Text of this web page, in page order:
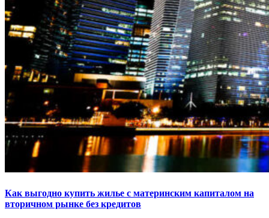
Как выгодно купить жилье с материнским капиталом на
вторичном рынке без кредитов